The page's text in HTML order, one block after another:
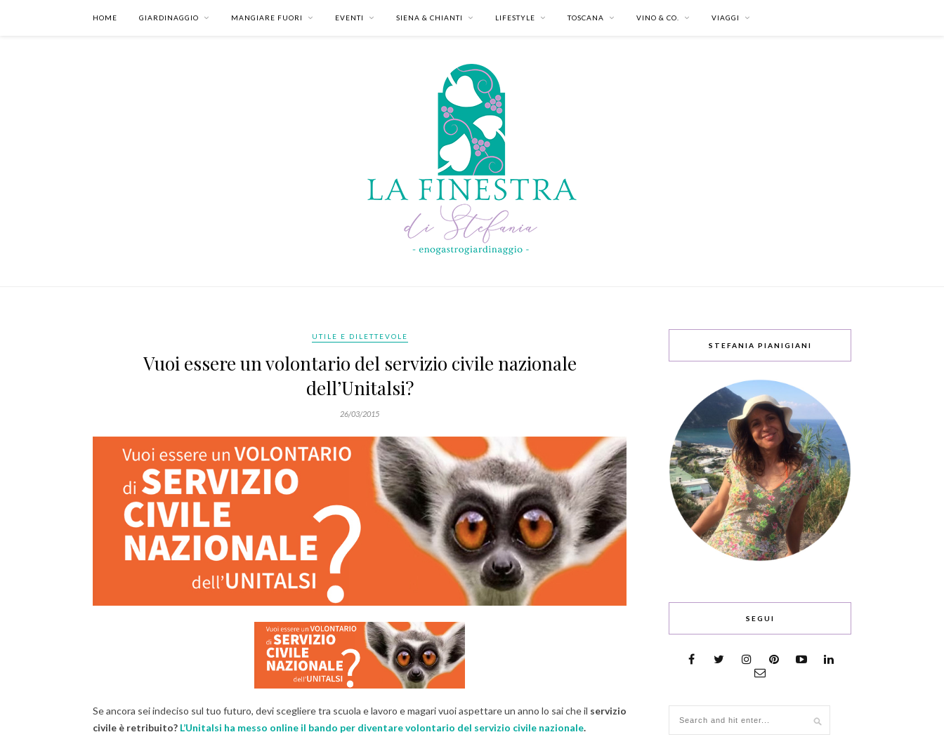
HOME GIARDINAGGIO MANGIARE FUORI EVENTI SIENA & CHIANTI LIFESTYLE TOSCANA VINO & CO. VIAGGI
UTILE E DILETTEVOLE
Vuoi essere un volontario del servizio civile nazionale
dell’Unitalsi?
26/03/2015
Se ancora sei indeciso sul tuo futuro, devi scegliere tra scuola e lavoro e magari vuoi aspettare un anno lo sai che il servizio
civile è retribuito? L’Unitalsi ha messo online il bando per diventare volontario del servizio civile nazionale.
STEFANIA PIANIGIANI
SEGUI